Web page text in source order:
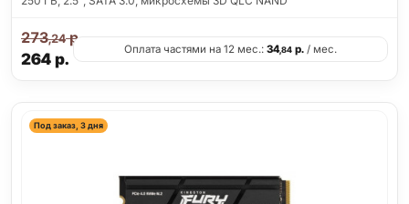
264р.
273,24р.
Оплата частями на 12 мес.: 34,84р./ мес.
Под заказ, 3 дня